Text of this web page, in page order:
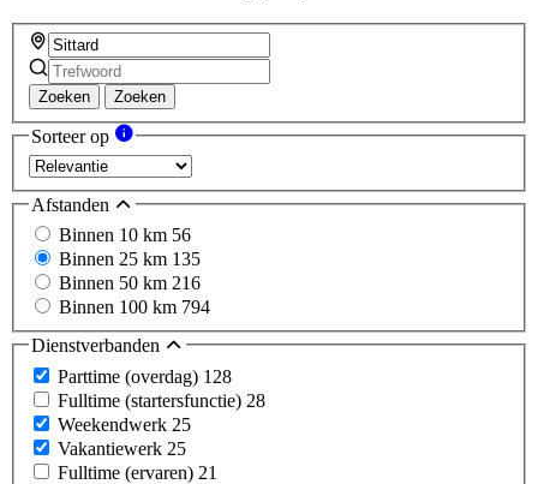
Zoeken Zoeken
Sorteer op
Afstanden
Binnen 10 km 56
Binnen 25 km 135
Binnen 50 km 216
Binnen 100 km 794
Dienstverbanden
Parttime (overdag) 128
Fulltime (startersfunctie) 28
Weekendwerk 25
Vakantiewerk 25
Fulltime (ervaren) 21